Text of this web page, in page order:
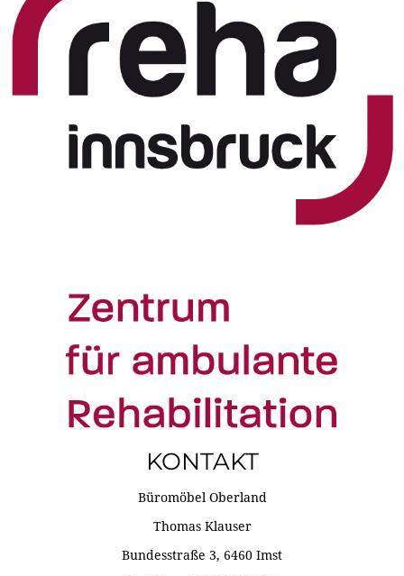
KONTAKT
Büromöbel Oberland
Thomas Klauser
Bundesstraße 3, 6460 Imst